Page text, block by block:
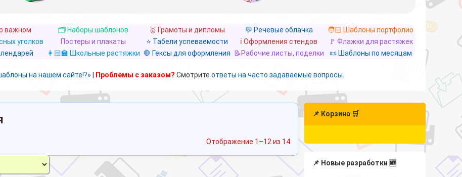
важном 🗂️ Наборы шаблонов 🥇 Грамоты и дипломы 💬 Речевые облачка
🧑🏻 Шаблоны портфолио
уголков Постеры и плакаты ⭐ Табели успеваемости ℹ️ Оформления стендов
🚩 Флажки для растяжек
👩🏻‍🏫 Школьные растяжки 🛑 Гексы для оформления 📝Рабочие листы, поделки 📜 Шаблоны по месяцам
на нашем сайте!?» Проблемы с заказом? Смотрите ответы на часто задаваемые вопросы.
Отображение 1–12 из 14Сортировка:
самые
недавние
📌 Корзина 🛒
📌 Новые разработки 🆕